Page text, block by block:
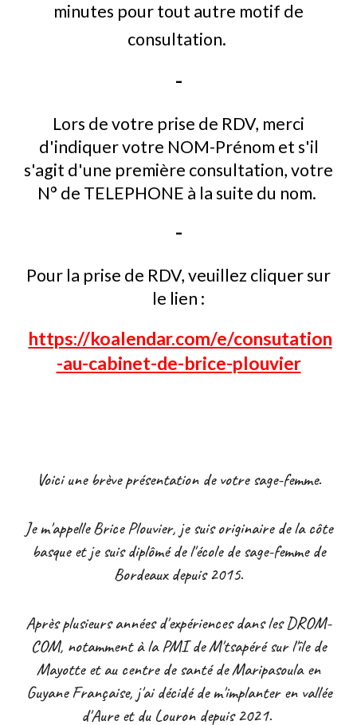
minutes pour tout autre motif de
consultation.
-
Lors de votre prise de RDV, merci
d'indiquer votre NOM-Prénom et s'il
s'agit d'une première consultation,votre
N° de TELEPHONE à la suite du nom.
-
Pour la prise de RDV, veuillez cliquer sur
le lien :
https://koalendar.com/e/consutation
-au-cabinet-de-brice-plouvier
Voici une brève présentation de votre sage-femme.
Je m'appelle Brice Plouvier, je suis originaire de la côte
basque et je suis diplômé de l'école de sage-femme de
Bordeaux depuis 2015.
Après plusieurs années d'expériences dans les DROM-
COM, notamment à la PMI de M'tsapéré sur l'île de
Mayotte et au centre de santé de Maripasoula en
Guyane Française, j'ai décidé de m'implanter en vallée
d'Aure et du Louron depuis 2021.